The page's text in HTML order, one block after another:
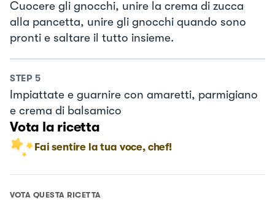
Cuocere gli gnocchi, unire la crema di zucca
alla pancetta, unire gli gnocchi quando sono
pronti e saltare il tutto insieme.
STEP 5
Impiattate e guarnire con amaretti, parmigiano
e crema di balsamico
Vota la ricetta
Fai sentire la tua voce, chef!
VOTA QUESTA RICETTA